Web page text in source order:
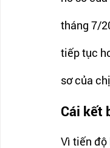
tháng 7/
tiếp tục
sơ của
Cái kết
Vì tiến độ